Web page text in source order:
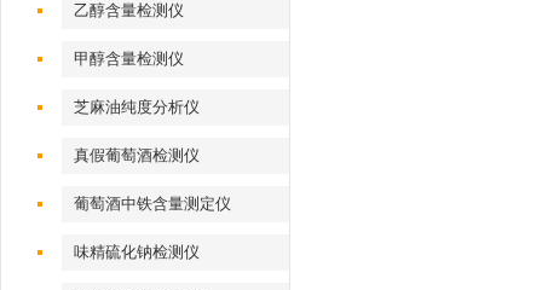
乙醇含量检测仪
甲醇含量检测仪
芝麻油纯度分析仪
真假葡萄酒检测仪
葡萄酒中铁含量测定仪
味精硫化钠检测仪